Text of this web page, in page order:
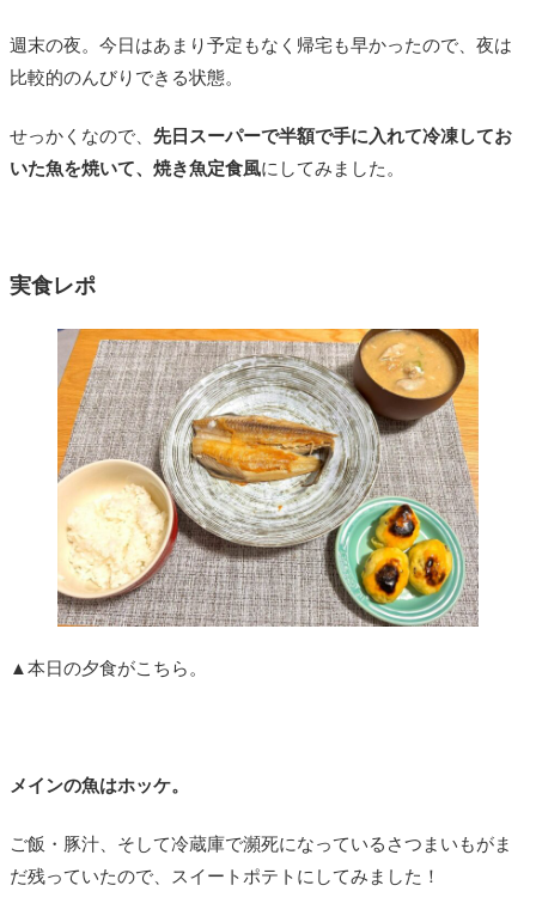
週末の夜。今日はあまり予定もなく帰宅も早かったので、夜は
比較的のんびりできる状態。
せっかくなので、 先日スーパーで半額で手に入れて冷凍してお
いた魚を焼いて、焼き魚定食風にしてみました。
実食レポ
▲本日の夕食がこちら。
メインの魚はホッケ。
ご飯・豚汁、そして冷蔵庫で瀕死になっているさつまいもがま
だ残っていたので、スイートポテトにしてみました！